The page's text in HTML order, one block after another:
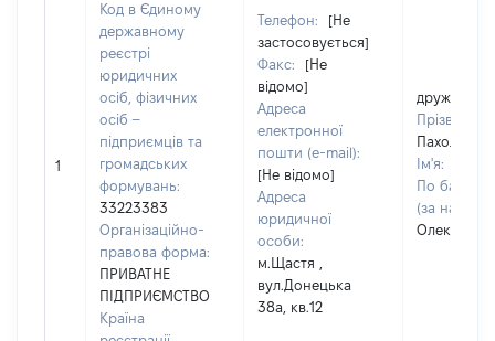
1
Код в Єдиному
державному
реєстрі
юридичних
осіб, фізичних
осіб –
підприємців та
громадських
формувань:
33223383
Організаційно-
правова форма:
ПРИВАТНЕ
ПІДПРИЄМСТВО
Країна
Телефон:
[Не
застосовується]
Факс:
[Не
відомо]
Адреса
електронної
пошти (e-mail):
[Не відомо]
Адреса
юридичної
особи:
м.Щастя ,
вул.Донецька
38а, кв.12
дружина
Прізвище:
Пахольчук
Ім'я:
По
(за